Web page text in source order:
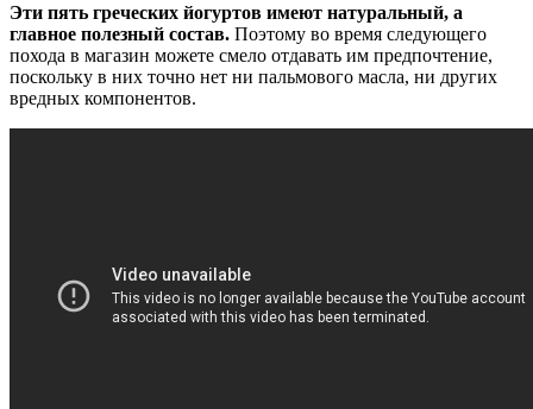
Эти пять греческих йогуртов имеют натуральный, а
главное полезный состав. Поэтому во время следующего
похода в магазин можете смело отдавать им предпочтение,
поскольку в них точно нет ни пальмового масла, ни других
вредных компонентов.